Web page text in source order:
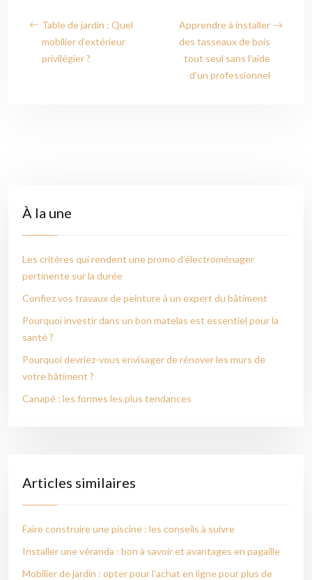
Table de jardin : Quel
mobilier d’extérieur
privilégier ?
Apprendre à installer
des tasseaux de bois
tout seul sans l’aide
d’un professionnel
À la une
Les critères qui rendent une promo d’électroménager
pertinente sur la durée
Confiez vos travaux de peinture à un expert du bâtiment
Pourquoi investir dans un bon matelas est essentiel pour la
santé ?
Pourquoi devriez-vous envisager de rénover les murs de
votre bâtiment ?
Canapé : les formes les plus tendances
Articles similaires
Faire construire une piscine : les conseils à suivre
Installer une véranda : bon à savoir et avantages en pagaille
Mobilier de jardin : opter pour l’achat en ligne pour plus de